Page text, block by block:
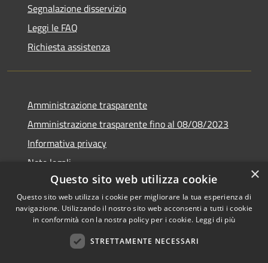
Segnalazione disservizio
Leggi le FAQ
Richiesta assistenza
Amministrazione trasparente
Amministrazione trasparente fino al 08/08/2023
Informativa privacy
Note legali
Dichiarazione di accessibilità
Copyright © 2026 • Comune di
×
Questo sito web utilizza cookie
Questo sito web utilizza i cookie per migliorare la tua esperienza di
navigazione. Utilizzando il nostro sito web acconsenti a tutti i cookie
in conformità con la nostra policy per i cookie. Leggi di più
STRETTAMENTE NECESSARI